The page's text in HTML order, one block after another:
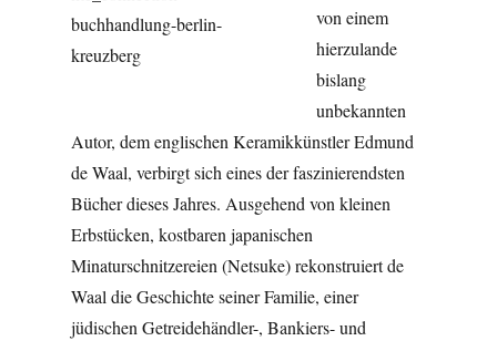
von einem
hierzulande
bislang
unbekannten
Autor, dem englischen Keramikkünstler Edmund
de Waal, verbirgt sich eines der faszinierendsten
Bücher dieses Jahres. Ausgehend von kleinen
Erbstücken, kostbaren japanischen
Minaturschnitzereien (Netsuke) rekonstruiert de
Waal die Geschichte seiner Familie, einer
jüdischen Getreidehändler-, Bankiers- und